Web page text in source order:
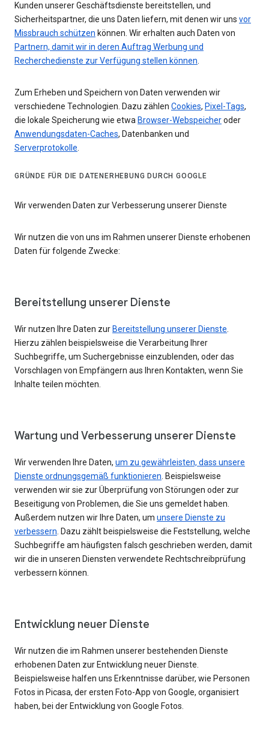
Kunden unserer Geschäftsdienste bereitstellen, und
Sicherheitspartner, die uns Daten liefern, mit denen wir uns vor
Missbrauch schützen können. Wir erhalten auch Daten von
Partnern, damit wir in deren Auftrag Werbung und
Recherchedienste zur Verfügung stellen können.
Zum Erheben und Speichern von Daten verwenden wir
verschiedene Technologien. Dazu zählen Cookies, Pixel-Tags,
die lokale Speicherung wie etwa Browser-Webspeicheroder
Anwendungsdaten-Caches, Datenbanken und
Serverprotokolle.
GRÜNDE FÜR DIE DATENERHEBUNG DURCH GOOGLE
Wir verwenden Daten zur Verbesserung unserer Dienste
Wir nutzen die von uns im Rahmen unserer Dienste erhobenen
Daten für folgende Zwecke:
Bereitstellung unserer Dienste
Wir nutzen Ihre Daten zur Bereitstellung unserer Dienste
Hierzu zählen beispielsweise die Verarbeitung Ihrer
Suchbegriffe, um Suchergebnisse einzublenden, oder das
Vorschlagen von Empfängern aus Ihren Kontakten, wenn Sie
Inhalte teilen möchten.
Wartung und Verbesserung unserer Dienste
Wir verwenden Ihre Daten, um zu gewährleisten, dass unsere
Dienste ordnungsgemäß funktionieren . Beispielsweise
verwenden wir sie zur Überprüfung von Störungen oder zur
Beseitigung von Problemen, die Sie uns gemeldet haben.
Außerdem nutzen wir Ihre Daten, um unsere Dienste zu
verbessern . Dazu zählt beispielsweise die Feststellung, welche
Suchbegriffe am häufigsten falsch geschrieben werden, damit
wir die in unseren Diensten verwendete Rechtschreibprüfung
verbessern können.
Entwicklung neuer Dienste
Wir nutzen die im Rahmen unserer bestehenden Dienste
erhobenen Daten zur Entwicklung neuer Dienste.
Beispielsweise halfen uns Erkenntnisse darüber, wie Personen
Fotos in Picasa, der ersten Foto-App von Google, organisiert
haben, bei der Entwicklung von Google Fotos.